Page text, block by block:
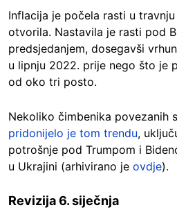
Inflacija je počela rasti u
otvorila. Nastavila je rasti pod
predsjedanjem, dosegavši
u lipnju 2022. prije nego što je
od oko tri posto.
Nekoliko čimbenika povezanih
pridonijelo je tom trendu,
potrošnje pod Trumpom i
u Ukrajini (arhivirano je ovdje).
Revizija 6. siječnja